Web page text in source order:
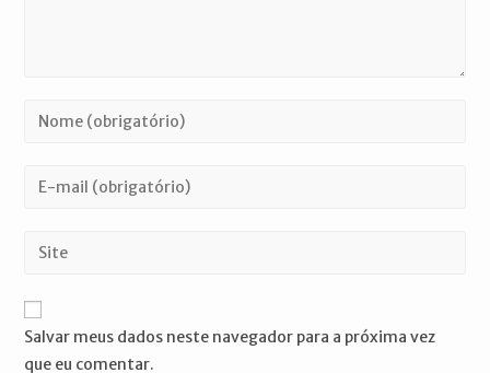
Digite
ou
de
para
comentar
Digite
de
mail
para
comentar
Digite
URL
do
Salvar meus dados neste navegador para a próxima vez
que eu comentar.